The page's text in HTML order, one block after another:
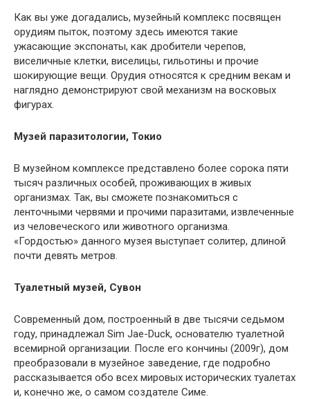
Как вы уже догадались, музейный комплекс посвящен
орудиям пыток, поэтому здесь имеются такие
ужасающие экспонаты, как дробители черепов,
виселичные клетки, виселицы, гильотины и прочие
шокирующие вещи. Орудия относятся к средним векам и
наглядно демонстрируют свой механизм на восковых
фигурах.
Музей паразитологии, Токио
В музейном комплексе представлено более сорока пяти
тысяч различных особей, проживающих в живых
организмах. Так, вы сможете познакомиться с
ленточными червями и прочими паразитами, извлеченные
из человеческого или животного организма.
«Гордостью» данного музея выступает солитер, длиной
почти девять метров.
Туалетный музей, Сувон
Современный дом, построенный в две тысячи седьмом
году, принадлежал Sim Jae-Duck, основателю туалетной
всемирной организации. После его кончины (2009г), дом
преобразовали в музейное заведение, где подробно
рассказывается обо всех мировых исторических туалетах
и, конечно же, о самом создателе Симе.